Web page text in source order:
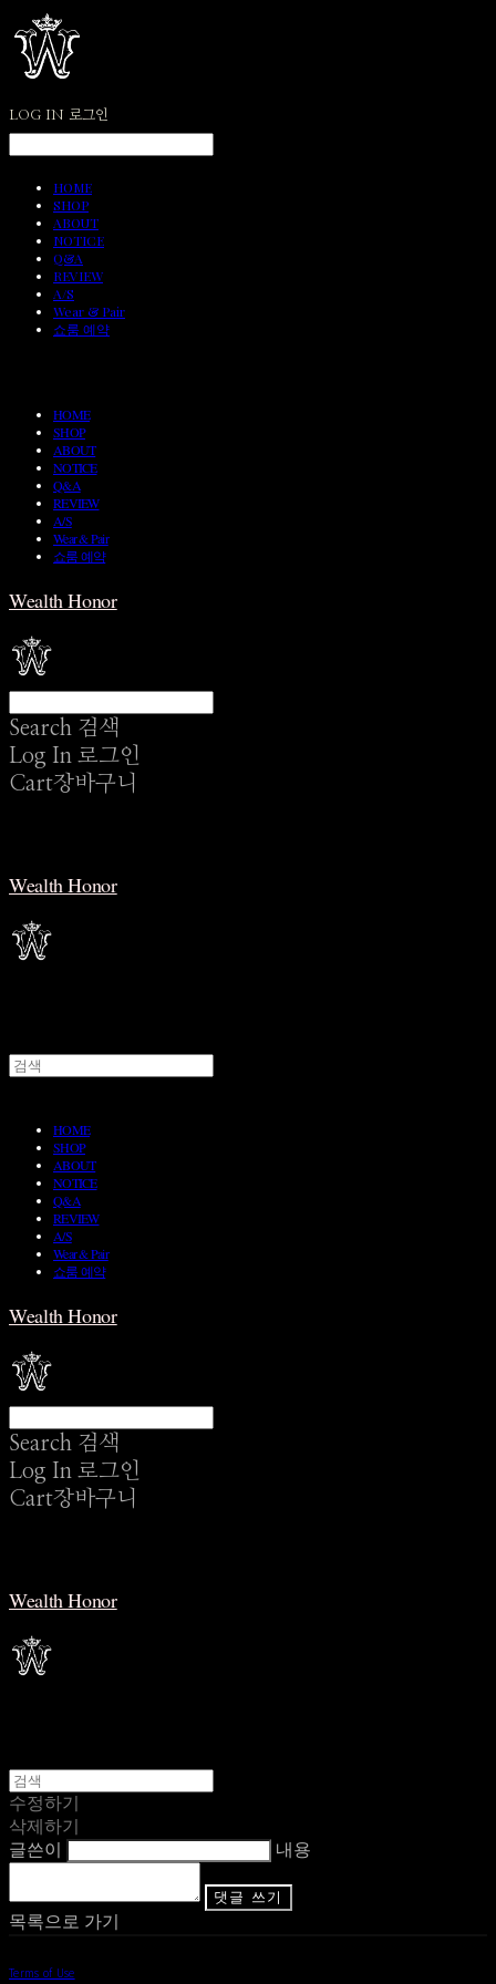
LOG IN 로그인
HOME
SHOP
ABOUT
NOTICE
Q&A
REVIEW
A/S
Wear & Pair
쇼룸 예약
HOME
SHOP
ABOUT
NOTICE
Q&A
REVIEW
A/S
Wear & Pair
쇼룸 예약
Wealth Honor
Search 검색
Log In 로그인
Cart장바구니
Wealth Honor
HOME
SHOP
ABOUT
NOTICE
Q&A
REVIEW
A/S
Wear & Pair
쇼룸 예약
Wealth Honor
Search 검색
Log In 로그인
Cart장바구니
Wealth Honor
수정하기
삭제하기
글쓴이
내용
댓글 쓰기
목록으로 가기
Terms of Use